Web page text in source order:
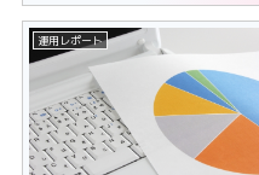
運用レポート